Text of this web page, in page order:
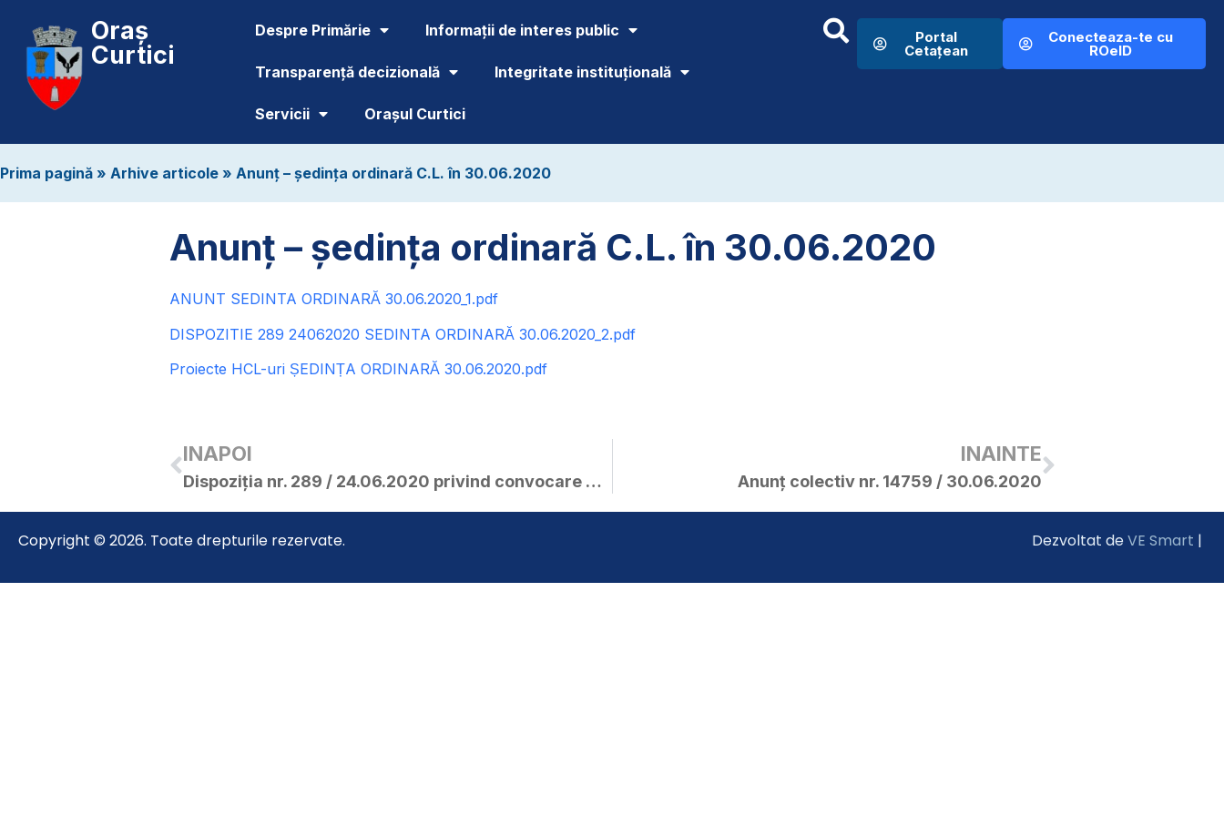
Oraș
Curtici
Despre Primărie Informații de interes public
Transparență decizională Integritate instituțională
Servicii Orașul Curtici
Portal
Cetațean
Conecteaza-te cu
ROeID
Prima pagină » Arhive articole » Anunț – ședința ordinară C.L. în 30.06.2020
Anunț – ședința ordinară C.L. în 30.06.2020
ANUNT SEDINTA ORDINARĂ 30.06.2020_1.pdf
DISPOZITIE 289 24062020 SEDINTA ORDINARĂ 30.06.2020_2.pdf
Proiecte HCL-uri ȘEDINȚA ORDINARĂ 30.06.2020.pdf
INAPOI
Dispoziția nr. 289 / 24.06.2020 privind convocare C.L. Curtici în ședință ordinară – 30.06.2020
INAINTE
Anunț colectiv nr. 14759 / 30.06.2020
Copyright © 2026. Toate drepturile rezervate. Dezvoltat deVE Smart |